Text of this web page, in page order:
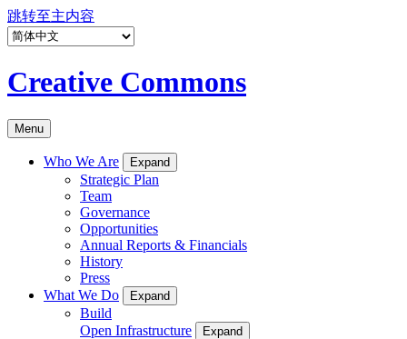
跳转至主内容
Creative Commons
Menu
Who We Are Expand
Strategic Plan
Team
Governance
Opportunities
Annual Reports & Financials
History
Press
What We Do
Expand
Build
Open Infrastructure
Expand